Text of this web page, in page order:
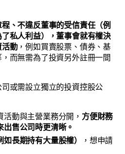
、不違反董事的受信責任（例
私人利益），董事會就有權決
活動，例如買賣股票、債券、基
而無需為了投資另外註冊一間
或需設立獨立的投資控股公
動與主營業務分開， 方便財務
售公司時更清晰。
長期持有大量股權）
，想申請